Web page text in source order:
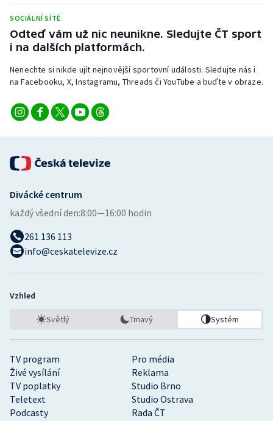
SOCIÁLNÍ SÍTĚ
Odteď vám už nic neunikne. Sledujte ČT sport
i na dalších platformách.
Nenechte si nikde ujít nejnovější sportovní události. Sledujte nás i
na Facebooku, X, Instagramu, Threads či YouTube a buďte v obraze.
TV program
Pro média
Živé vysílání
Reklama
TV poplatky
Studio Brno
Teletext
Studio Ostrava
Podcasty
Rada ČT
Divácké centrum
každý všední den:8:00—16:00 hodin
261 136 113
info@ceskatelevize.cz
Vzhled
Světlý Tmavý Systém